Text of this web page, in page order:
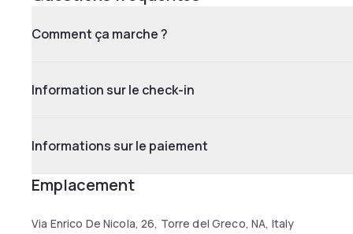
Comment ça marche ?
Information sur le check-in
Informations sur le paiement
Emplacement
Via Enrico De Nicola, 26, Torre del Greco, NA, Italy